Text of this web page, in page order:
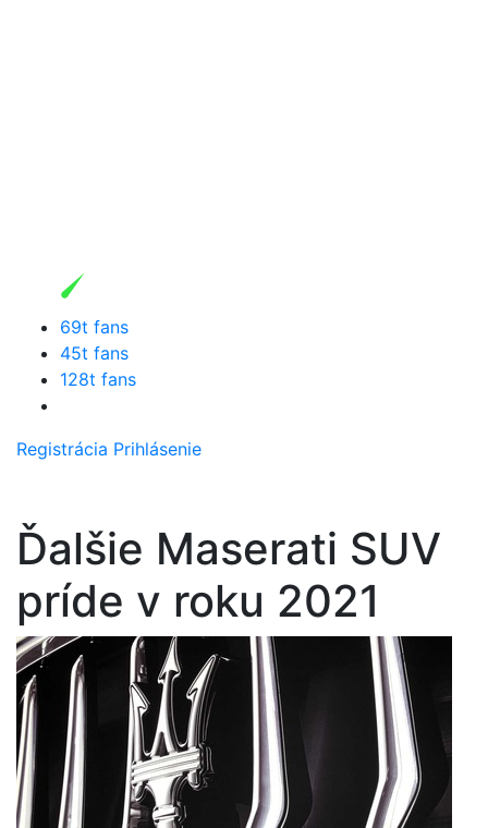
69t fans
45t fans
128t fans
Registrácia Prihlásenie
Ďalšie Maserati SUV
príde v roku 2021